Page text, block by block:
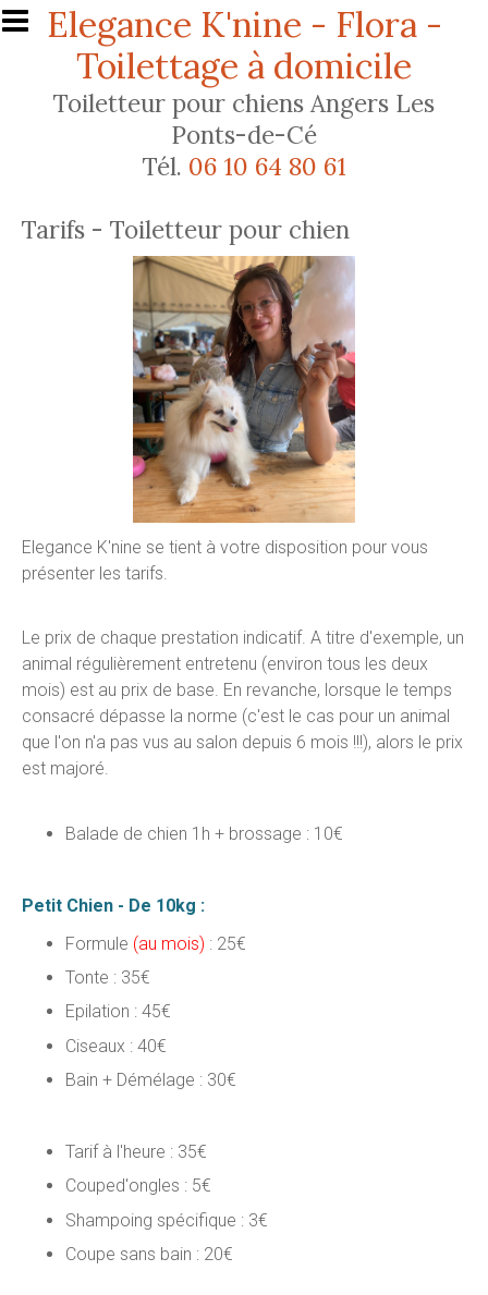
Aller au contenu principal
Elegance K'nine - Flora -
Toilettage à domicile
Toiletteur pour chiens Angers Les
Ponts-de-Cé
Tél. 06 10 64 80 61
Tarifs - Toiletteur pour chien
Elegance K'nine se tient à votre disposition pour vous
présenter les tarifs.
Le prix de chaque prestation indicatif. A titre d'exemple, un
animal régulièrement entretenu (environ tous les deux
mois) est au prix de base. En revanche, lorsque le temps
consacré dépasse la norme (c'est le cas pour un animal
que l'on n'a pas vus au salon depuis 6 mois !!!), alors le prix
est majoré.
Balade de chien 1h + brossage : 10€
Petit Chien - De 10kg :
Formule (au mois) : 25€
Tonte : 35€
Epilation : 45€
Ciseaux : 40€
Bain + Démélage : 30€
Tarif à l'heure : 35€
Couped'ongles : 5€
Shampoing spécifique : 3€
Coupe sans bain : 20€